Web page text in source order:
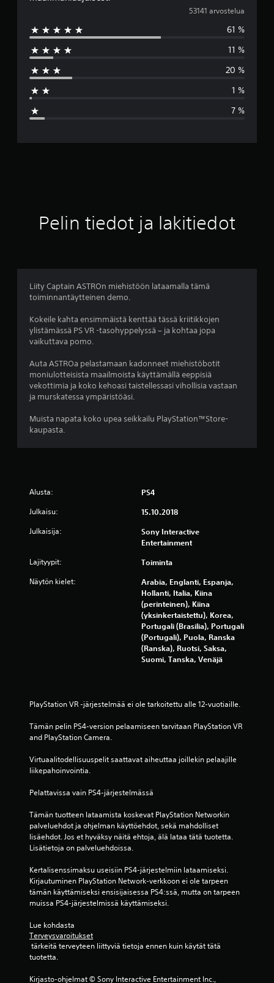
e
s
k
a
v
.
v
i
ä
5
3
r
o
s
e
l
53141 arvostelua
61 %
11 %
20 %
1 %
7 %
Pelin tiedot ja lakitiedot
Liity Captain ASTROn miehistöön lataamalla tämä
toiminnantäytteinen demo.
Kokeile kahta ensimmäistä kenttää tässä kriitikkojen
ylistämässä PS VR -tasohyppelyssä – ja kohtaa jopa
vaikuttava pomo.
Auta ASTROa pelastamaan kadonneet miehistöbotit
moniulotteisista maailmoista käyttämällä eeppisiä
vekottimia ja koko kehoasi taistellessasi vihollisia vastaan
ja murskatessa ympäristöäsi.
Muista napata koko upea seikkailu PlayStation™Store-
kaupasta.
Alusta: PS4
Julkaisu: 15.10.2018
Julkaisija:
Sony Interactive
Entertainment
Lajityypit: Toiminta
Näytön kielet:
Arabia, Englanti, Espanja,
Hollanti, Italia, Kiina
(perinteinen), Kiina
(yksinkertaistettu), Korea,
Portugali (Brasilia), Portugali
(Portugali), Puola, Ranska
(Ranska), Ruotsi, Saksa,
Suomi, Tanska, Venäjä
PlayStation VR -järjestelmää ei ole tarkoitettu alle 12-vuotiaille.
Tämän pelin PS4-version pelaamiseen tarvitaan PlayStation VR
and PlayStation Camera.
Virtuaalitodellisuuspelit saattavat aiheuttaa joillekin pelaajille
liikepahoinvointia.
Pelattavissa vain PS4-järjestelmässä
Tämän tuotteen lataamista koskevat PlayStation Networkin
palveluehdot ja ohjelman käyttöehdot, sekä mahdolliset
lisäehdot. Jos et hyväksy näitä ehtoja, älä lataa tätä tuotetta.
Lisätietoja on palveluehdoissa.
Kertalisenssimaksu useisiin PS4-järjestelmiin lataamiseksi.
Kirjautuminen PlayStation Network-verkkoon ei ole tarpeen
tämän käyttämiseksi ensisijaisessa PS4:ssä, mutta on tarpeen
muissa PS4-järjestelmissä käyttämiseksi.
Lue kohdasta
Terveysvaroitukset
tuotetta.
Kirjasto-ohjelmat © Sony Interactive Entertainment Inc.,